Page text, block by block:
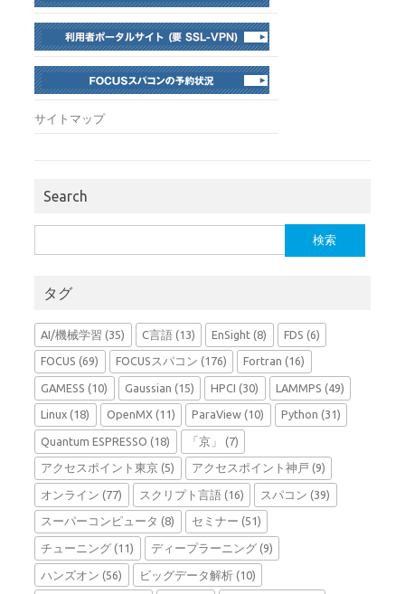
サイトマップ
Search
索:
タグ
AI/機械学習 (35) C言語(13) EnSight (8) FDS (6)
FOCUS (69) FOCUSスパコン (176) Fortran (16)
GAMESS (10) Gaussian (15) HPCI (30) LAMMPS (49)
Linux (18) OpenMX(11) ParaView (10) Python (31)
Quantum ESPRESSO (18) 「京」 (7)
アクセスポイント東京 (5) アクセスポイント神戸 (9)
オンライン (77) スクリプト言語(16) スパコン (39)
スーパーコンピュータ (8) セミナー (51)
チューニング (11) ディープラーニング(9)
ハンズオン (56) ビッグデータ解析(10)